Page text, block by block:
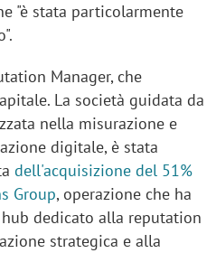
"è stata particolarmente
Manager, che
La società guidata da
nella misurazione e
digitale, è stata
dell'acquisizione del 51%
Group, operazione che ha
dedicato alla reputation
strategica e alla